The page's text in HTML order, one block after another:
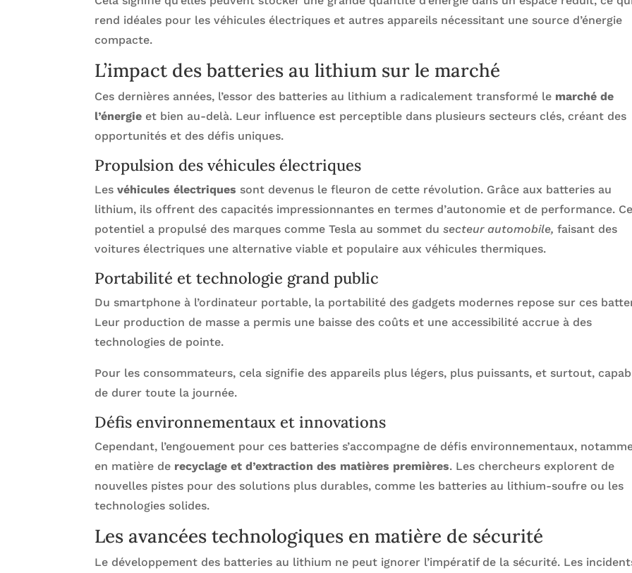
rend idéales pour les véhicules électriques et autres appareils nécessitant une source d’énergie
compacte.
L’impact des batteries au lithium sur le marché
Ces dernières années, l’essor des batteries au lithium a radicalement transformé le marché de
l’énergie et bien au-delà. Leur influence est perceptible dans plusieurs secteurs clés, créant des
opportunités et des défis uniques.
Propulsion des véhicules électriques
Lesvéhicules électriques sont devenus le fleuron de cette révolution. Grâce aux batteries au
lithium, ils offrent des capacités impressionnantes en termes d’autonomie et de performance.
potentiel a propulsé des marques comme Tesla au sommet dusecteur automobile, faisant des
voitures électriques une alternative viable et populaire aux véhicules thermiques.
Portabilité et technologie grand public
Du smartphone à l’ordinateur portable, la portabilité des gadgets modernes repose sur ces
Leur production de masse a permis une baisse des coûts et une accessibilité accrue à des
technologies de pointe.
Pour les consommateurs, cela signifie des appareils plus légers, plus puissants, et surtout,
de durer toute la journée.
Défis environnementaux et innovations
Cependant, l’engouement pour ces batteries s’accompagne de défis environnementaux,
en matière de recyclage et d’extraction des matières premières. Les chercheurs explorent de
nouvelles pistes pour des solutions plus durables, comme les batteries au lithium-soufre ou les
technologies solides.
Les avancées technologiques en matière de sécurité
Le développement des batteries au lithium ne peut ignorer l’impératif de la sécurité. Les